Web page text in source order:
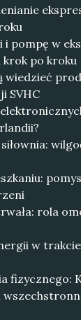
i pompę w
krok po kroku
wiedzieć
SVHC
rola
w
fizycznego: